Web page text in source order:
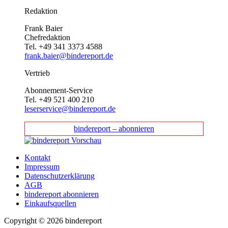
Redaktion
Frank Baier
Chefredaktion
Tel. +49 341 3373 4588
frank.baier@bindereport.de
Vertrieb
Abonnement-Service
Tel. +49 521 400 210
leserservice@bindereport.de
bindereport – abonnieren
Kontakt
Impressum
Datenschutzerklärung
AGB
bindereport abonnieren
Einkaufsquellen
Copyright © 2026 bindereport